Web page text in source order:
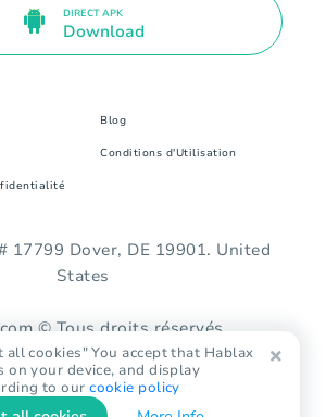
DIRECT APK
Download
Blog
Conditions d'Utilisation
17799 Dover, DE 19901. United
States
© Tous droits réservés.
all cookies" You accept that Hablax
on your device, and display
to ourcookie policy